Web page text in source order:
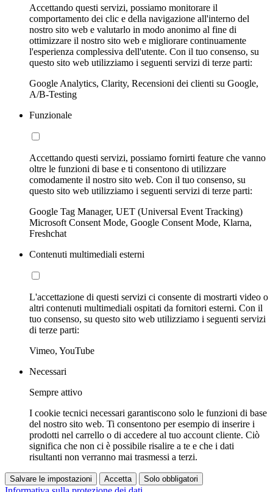
Accettando questi servizi, possiamo monitorare il
comportamento dei clic e della navigazione all'interno del
nostro sito web e valutarlo in modo anonimo al fine di
ottimizzare il nostro sito web e migliorare continuamente
l'esperienza complessiva dell'utente. Con il tuo consenso, su
questo sito web utilizziamo i seguenti servizi di terze parti:
Google Analytics, Clarity, Recensioni dei clienti su Google,
A/B-Testing
Funzionale
Accettando questi servizi, possiamo fornirti feature che vanno
oltre le funzioni di base e ti consentono di utilizzare
comodamente il nostro sito web. Con il tuo consenso, su
questo sito web utilizziamo i seguenti servizi di terze parti:
Google Tag Manager, UET (Universal Event Tracking)
Microsoft Consent Mode, Google Consent Mode, Klarna,
Freshchat
Contenuti multimediali esterni
L'accettazione di questi servizi ci consente di mostrarti video o
altri contenuti multimediali ospitati da fornitori esterni. Con il
tuo consenso, su questo sito web utilizziamo i seguenti servizi
di terze parti:
Vimeo, YouTube
Necessari
Sempre attivo
I cookie tecnici necessari garantiscono solo le funzioni di base
del nostro sito web. Ti consentono per esempio di inserire i
prodotti nel carrello o di accedere al tuo account cliente. Ciò
significa che non ci è possibile risalire a te e che i dati
risultanti non verranno mai trasmessi a terzi.
Salvare le impostazioni Accetta Solo obbligatori